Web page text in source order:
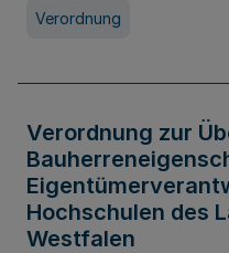
Verordnung
Verordnung zur
Hochschulen des
Westfalen